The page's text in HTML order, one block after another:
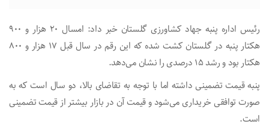
رئیس اداره پنبه جهاد کشاورزی گلستان خبر داد: امسال ۲۰ هزار و ۹۰۰
هکتار پنبه در گلستان کشت شده که این رقم در سال قبل ۱۷ هزار و ۸۰۰
هکتار بود و رشد ۱۵ درصدی را نشان می‌دهد.
پنبه قیمت تضمینی داشته اما با توجه به تقاضای بالا، دو سال است که به
صورت توافقی خریداری می‌شود و قیمت آن در بازار بیشتر از قیمت تضمینی
است.